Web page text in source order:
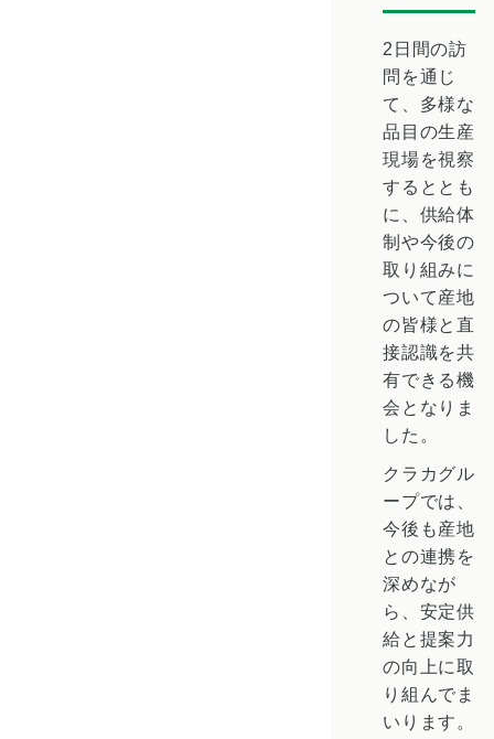
2日間の訪
問を通じ
て、多様な
品目の生産
現場を視察
するととも
に、供給体
制や今後の
取り組みに
ついて産地
の皆様と直
接認識を共
有できる機
会となりま
した。
クラカグル
ープでは、
今後も産地
との連携を
深めなが
ら、安定供
給と提案力
の向上に取
り組んでま
いります。